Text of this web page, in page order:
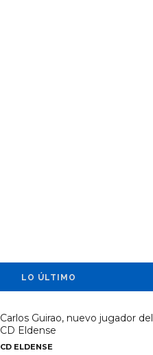
LO ÚLTIMO
Carlos Guirao, nuevo jugador del
CD Eldense
CD ELDENSE